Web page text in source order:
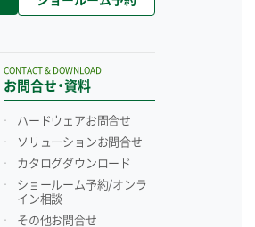
お問合せ・資料
CONTACT & DOWNLOAD
ハードウェアお問合せ
ソリューションお問合せ
カタログダウンロード
ショールーム予約/オンラ
イン相談
その他お問合せ